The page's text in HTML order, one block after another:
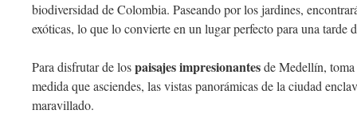
biodiversidad de Colombia. Paseando por los jardines,
exóticas, lo que lo convierte en un lugar perfecto para una tarde
Para disfrutar de lospaisajes impresionantesde Medellín,
medida que asciendes, las vistas panorámicas de la ciudad
maravillado.